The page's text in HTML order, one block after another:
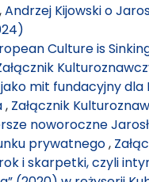
Andrzej Kijowski o
Culture is
mit fundacyjny dla
, Załącznik
noworoczne
prywatnego,
i skarpetki, czyli